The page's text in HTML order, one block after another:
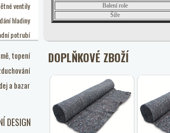
ventily
hladiny
potrubí
topení
a bazar
DESIGN
Balení role
Šíře
DOPLŇKOVÉ ZBOŽÍ